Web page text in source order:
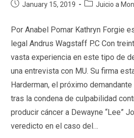
PostJanuary 15, 2019
PostJuicio a
Por Anabel Pomar Kathryn Forgie
legal Andrus Wagstaff P.C Con
vasta experiencia en este tipo de
una entrevista con MU. Su firma
Harderman, el próximo
tras la condena de culpabilidad
producir cáncer a Dewayne “Lee”
veredicto en el caso del…